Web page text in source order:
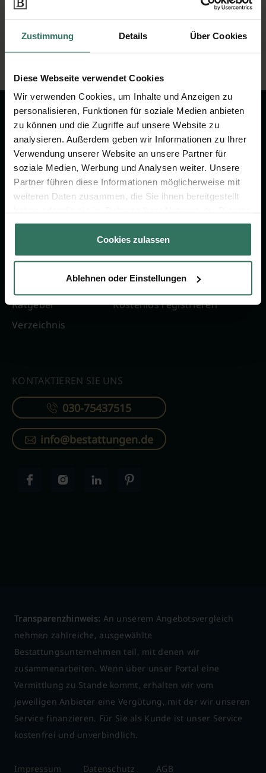
Zustimmung Details Über Cookies
Diese Webseite verwendet Cookies
Wir verwenden Cookies, um Inhalte und Anzeigen zu
personalisieren, Funktionen für soziale Medien anbieten
zu können und die Zugriffe auf unsere Website zu
analysieren. Außerdem geben wir Informationen zu Ihrer
Verwendung unserer Website an unsere Partner für
soziale Medien, Werbung und Analysen weiter. Unsere
Partner führen diese Informationen möglicherweise mit
weiteren Daten zusammen, die Sie ihnen bereitgestellt
gesammelt haben.
Cookies zulassen
Ablehnen oder Einstellungen
Vermittlung zu Stande kommt, erhalten wir vom
unseren Service finanzieren. Für Sie als Kunde ist unser
Service kostenfrei und unverbindlich.
Wir sind Ihr Ansprechpartner rund
um das Thema Bestattung &
Vorsorge.
FÜR SIE
Ratgeber
Verzeichnis
FÜR BESTATTER
Online-Portal
Kostenlos registrieren
KONTAKTIEREN SIE UNS
030-75437515
info@bestattungen.de
Transparenzhinweis: An unserem Angebotsvergleich
nehmen zahlreiche, ausgewählte
Bestattungsunternehmen teil, mit denen wir
zusammenarbeiten. Wenn über unser Portal eine
Vermittlung zu Stande kommt, erhalten wir vom
jeweiligen Anbieter eine Vergütung, mit der wir unseren
Service finanzieren. Für Sie als Kunde ist unser Service
kostenfrei und unverbindlich.
Impressum Datenschutz AGB